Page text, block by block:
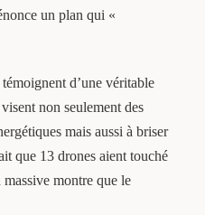
un plan qui «
témoignent d’une véritable
non seulement des
mais aussi à briser
que 13 drones aient touché
montre que le